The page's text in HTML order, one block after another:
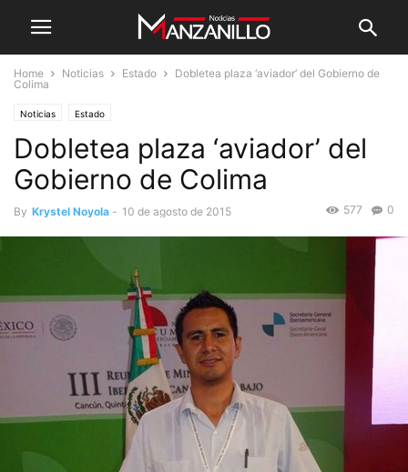
Home Noticias Estado
Dobletea plaza ‘aviador’ del Gobierno de
Colima
Noticias Estado
Dobletea plaza ‘aviador’ del
Gobierno de Colima
By Krystel Noyola - 10 de agosto de 2015 0
577